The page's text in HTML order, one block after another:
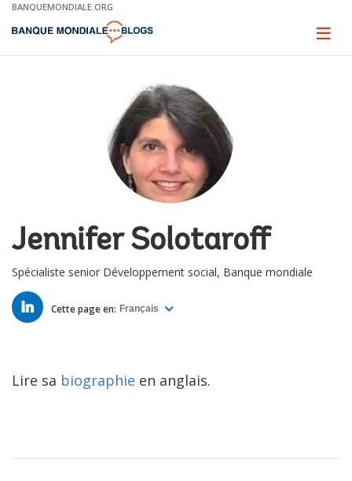
Skip
Main
BANQUEMONDIALE.ORG
Page
Jennifer Solotaroff
Spécialiste senior Développement social, Banque mondiale
LINKED
IN Cette page en: Français
Lire sa biographie en anglais.